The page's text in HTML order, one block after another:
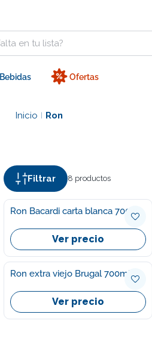
Bebidas Ofertas
Inicio | Ron
8 productos
Filtrar
Ron Bacardi carta blanca 700ml
Ver precio
Ron extra viejo Brugal 700ml
Ver precio